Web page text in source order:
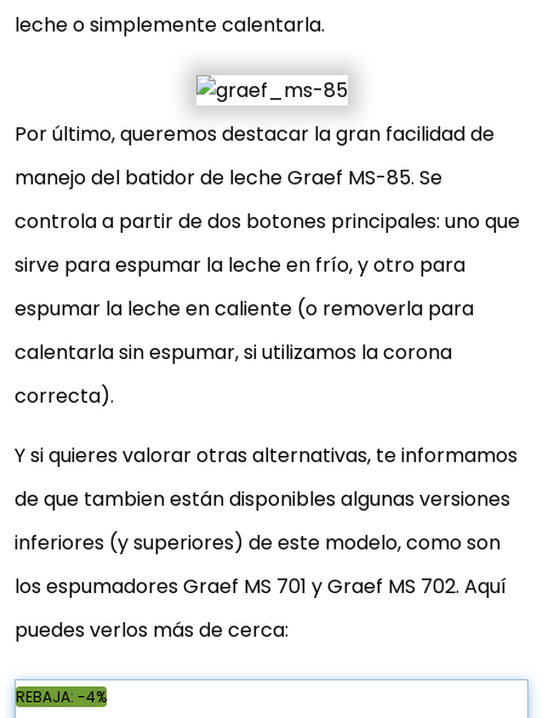
leche o simplemente calentarla.
Por último, queremos destacar la gran facilidad de
manejo del batidor de leche Graef MS-85. Se
controla a partir de dos botones principales: uno que
sirve para espumar la leche en frío, y otro para
espumar la leche en caliente (o removerla para
calentarla sin espumar, si utilizamos la corona
correcta).
Y si quieres valorar otras alternativas, te informamos
de que tambien están disponibles algunas versiones
inferiores (y superiores) de este modelo, como son
los espumadores Graef MS 701 y Graef MS 702. Aquí
puedes verlos más de cerca:
REBAJA: -4%